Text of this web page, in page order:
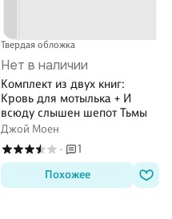
Твердая обложка
Нет в наличии
Комплект из двух книг:
Кровь для мотылька + И
всюду слышен шепот Тьмы
Джой Моен
·
1
Похожее